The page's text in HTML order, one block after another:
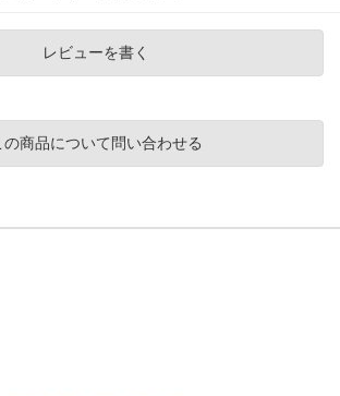
レビューを書く
の商品について問い合わせる